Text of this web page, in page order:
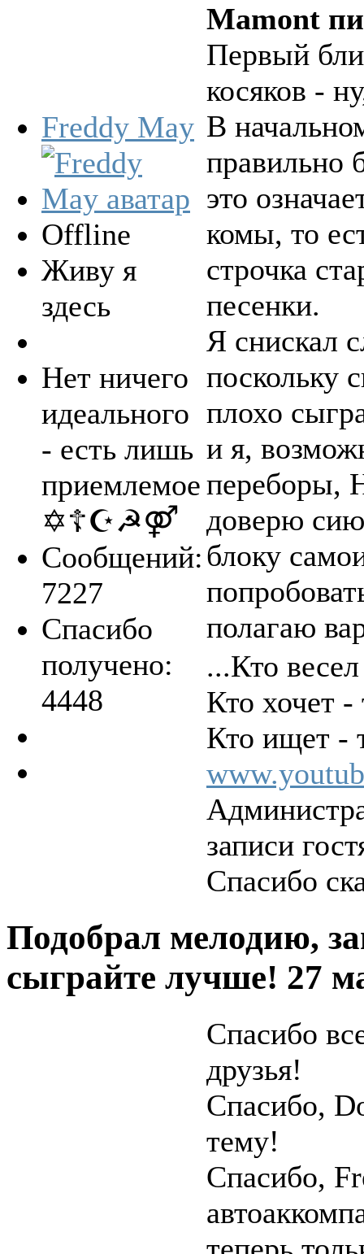
Freddy May
Offline
Живу я
здесь
Нет ничего
идеального
- есть лишь
приемлемое
✡☦☪☭⚤
Сообщений:
7227
Спасибо
получено:
4448
Mamont
Первый
косяков -
В
правильно
это
комы, то
строчка
песенки.
Я снискал
поскольку
плохо
и я,
переборы,
доверю
блоку
полагаю
...Кто
Кто хочет -
Кто ищет -
записи
Спасибо
Подобрал мелодию,
сыграйте лучше! 27
Спасибо
друзья!
Спасибо,
тему!
Спасибо,